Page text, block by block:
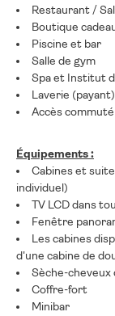
Restaurant /
Boutique
Piscine et bar
Salle de gym
Spa et Institut
Laverie (payant)
Accès
Équipements :
Cabines et
individuel)
TV LCD dans
Fenêtre
Les cabines
d'une cabine de
Sèche-cheveux
Coffre-fort
Minibar